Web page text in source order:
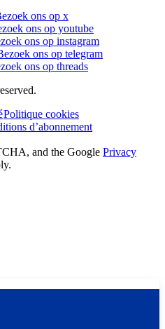
ons op x
ons op youtube
ons op instagram
ons op telegram
ons op threads
Politique cookies
d’abonnement
and the Google Privacy